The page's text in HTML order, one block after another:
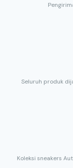
Seluruh produk
Koleksi sneakers